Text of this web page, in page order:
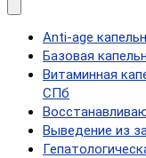
Anti-age
Базовая
Витаминная
СПб
Выведение из